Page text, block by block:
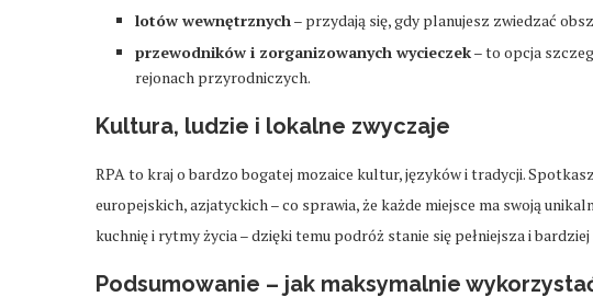
lotów wewnętrznych– przydają się, gdy planujesz zwiedzać
przewodników i zorganizowanych wycieczek– to opcja
rejonach przyrodniczych.
Kultura, ludzie i lokalne zwyczaje
RPA to kraj o bardzo bogatej mozaice kultur, języków i tradycji.
europejskich, azjatyckich – co sprawia, że każde miejsce ma swoją
kuchnię i rytmy życia – dzięki temu podróż stanie się pełniejsza i
Podsumowanie – jak maksymalnie